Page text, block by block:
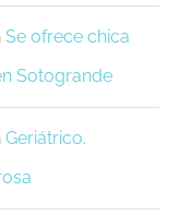
Se ofrece chica
Sotogrande
Geriátrico.